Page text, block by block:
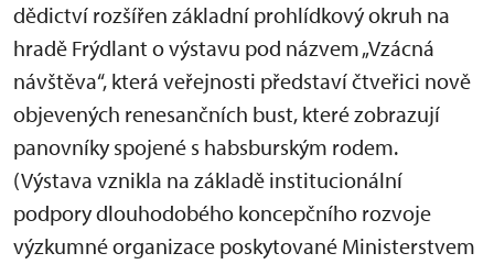
dědictví rozšířen základní prohlídkový okruh na
hradě Frýdlant o výstavu pod názvem „Vzácná
návštěva“, která veřejnosti představí čtveřici nově
objevených renesančních bust, které zobrazují
panovníky spojené s habsburským rodem.
(Výstava vznikla na základě institucionální
podpory dlouhodobého koncepčního rozvoje
výzkumné organizace poskytované Ministerstvem